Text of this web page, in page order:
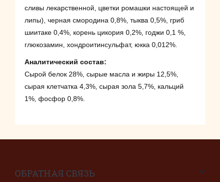
сливы лекарственной, цветки ромашки настоящей и
липы), черная смородина 0,8%, тыква 0,5%, гриб
шиитаке 0,4%, корень цикория 0,2%, годжи 0,1 %,
глюкозамин, хондроитинсульфат, юкка 0,012%.
Аналитический состав:
Сырой белок 28%, сырые масла и жиры 12,5%,
сырая клетчатка 4,3%, сырая зола 5,7%, кальций
1%, фосфор 0,8%.
ОБРАТНАЯ СВЯЗЬ